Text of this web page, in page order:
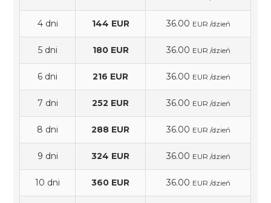
4 dni 144 EUR 36.00 EUR /dzień
5 dni 180 EUR 36.00 EUR /dzień
6 dni 216 EUR 36.00 EUR /dzień
7 dni 252 EUR 36.00 EUR /dzień
8 dni 288 EUR 36.00 EUR /dzień
9 dni 324 EUR 36.00 EUR /dzień
10 dni 360 EUR 36.00 EUR /dzień